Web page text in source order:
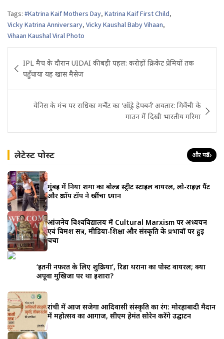
Tags: #Katrina Kaif Mothers Day, Katrina Kaif First Child,
Vicky Katrina Anniversary, Vicky Kaushal Baby Vihaan,
Vihaan Kaushal Viral Photo
navigation
IPL मैच के दौरान UIDAI की बड़ी पहल: करोड़ों क्रिकेट प्रेमियों तक
पहुँचाया यह खास मैसेज
वेनिस के मंच पर राधिका मर्चेंट का ‘ऑड्रे हेपबर्न’ अवतार: गिवेंची के
गाउन में दिखी भारतीय गरिमा
लेटेस्ट पोस्ट और पढ़ें›
मुंबई में निया शर्मा का बोल्ड स्ट्रीट स्टाइल वायरल, लो-राइज़ पैंट
और क्रॉप टॉप ने खींचा ध्यान
आंजनेय विश्वविद्यालय में Cultural Marxism पर अध्ययन
एवं विमर्श सत्र, मीडिया-शिक्षा और संस्कृति के प्रभावों पर हुई
चर्चा
‘इतनी नफरत के लिए शुक्रिया’, रिडा थराना का पोस्ट वायरल; क्या
अपूर्वा मुखिजा पर था इशारा?
रांची में आज सजेगा आदिवासी संस्कृति का रंग: मोरहाबादी मैदान
में महोत्सव का आगाज, सीएम हेमंत सोरेन करेंगे उद्घाटन